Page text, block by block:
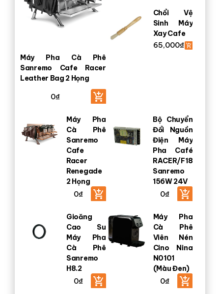
Máy Pha Cà Phê
Sanremo Cafe Racer
Leather Bag 2 Họng
0₫
Chổi Vệ
Sinh Máy
Xay Cafe
65,000₫
Máy Pha
Cà Phê
Sanremo
Cafe
Racer
Renegade
2 Họng
0₫
Bộ Chuyển
Đổi Nguồn
Điện Máy
Pha Café
RACER/F18
Sanremo
156W 24V
0₫
Gioăng
Cao Su
Máy Pha
Cà Phê
Sanremo
H8.2
0₫
Máy Pha
Cà Phê
Viên Nén
Cino Nina
N0101
(Màu Đen)
0₫